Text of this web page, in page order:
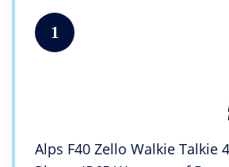
1
Alps F40 Zello Walkie Talkie